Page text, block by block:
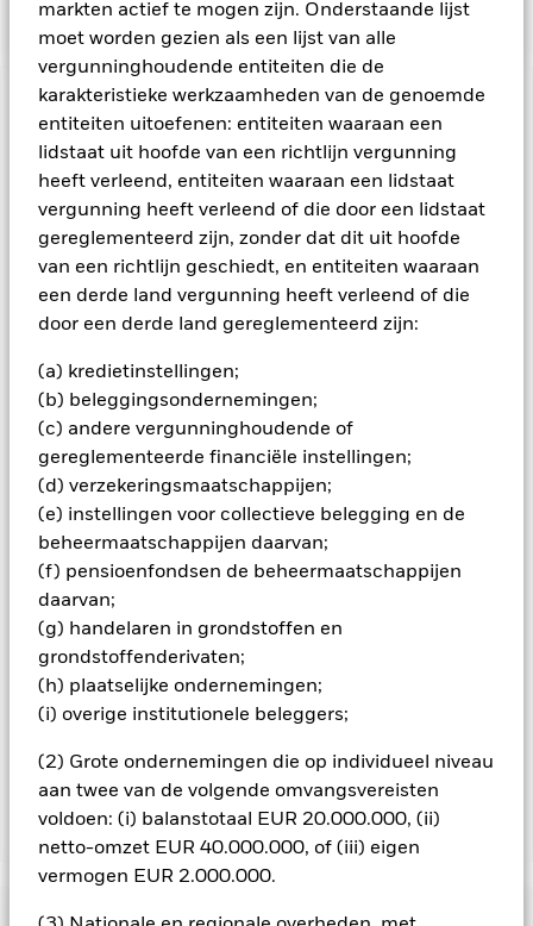
markten actief te mogen zijn. Onderstaande lijst
moet worden gezien als een lijst van alle
vergunninghoudende entiteiten die de
karakteristieke werkzaamheden van de genoemde
entiteiten uitoefenen: entiteiten waaraan een
lidstaat uit hoofde van een richtlijn vergunning
heeft verleend, entiteiten waaraan een lidstaat
vergunning heeft verleend of die door een lidstaat
gereglementeerd zijn, zonder dat dit uit hoofde
van een richtlijn geschiedt, en entiteiten waaraan
een derde land vergunning heeft verleend of die
door een derde land gereglementeerd zijn:
(a) kredietinstellingen;
(b) beleggingsondernemingen;
(c) andere vergunninghoudende of
gereglementeerde financiële instellingen;
(d) verzekeringsmaatschappijen;
(e) instellingen voor collectieve belegging en de
beheermaatschappijen daarvan;
(f) pensioenfondsen de beheermaatschappijen
daarvan;
(g) handelaren in grondstoffen en
grondstoffenderivaten;
(h) plaatselijke ondernemingen;
(i) overige institutionele beleggers;
(2) Grote ondernemingen die op individueel niveau
aan twee van de volgende omvangsvereisten
voldoen: (i) balanstotaal EUR 20.000.000, (ii)
netto-omzet EUR 40.000.000, of (iii) eigen
vermogen EUR 2.000.000.
De waarde en
het rendement van beleggingen kunnen dalen en stijgen, en
zijn niet gegarandeerd. Beleggers verliezen mogelijk hun
oorspronkelijke inleg.
Alle aandelenklassen met valutahedging van dit fonds
gebruiken derivaten om valutarisico's af te dekken. Het
gebruik van derivaten voor een aandelenklasse kan een
potentieel besmettingsrisico (ook bekend als spill-over) voor
andere aandelenklassen in het fonds betekenen. De
geschikte procedures worden gebruikt om het
besmettingsrisico voor andere aandelenklassen te
minimaliseren. Via het uitklapvakje direct onder de naam van
het fonds, kunt u een lijst van alle aandelenklassen in het
fonds bekijken – aandelenklassen met valutahedging worden
aangegeven door het woord 'Hedged' in de naam van de
aandelenklasse. Daarnaast is een volledige lijst van alle
aandelenklassen met valutahedging op aanvraag
verkrijgbaar bij de beheermaatschappij van het fonds.
In de mate waarin het Fonds effecten uitleent om zijn kosten
te reduceren, ontvangt het Fonds 62,5% van de hiermee
verbonden inkomsten en komen de resterende 37,5% ten
goede aan BlackRock als effectenuitleenagent. Aangezien de
verdeling van opbrengsten uit effectenleningen de
de lopende kosten opgenomen.
BSF BlackRock Systematic US Equity Absolute
Risicometer